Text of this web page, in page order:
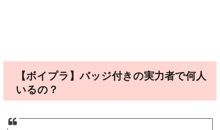
【ボイプラ】バッジ付きの実力者で何人
いるの？